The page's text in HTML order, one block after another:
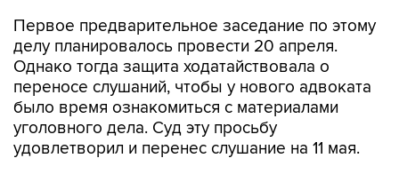
Первое предварительное заседание по этому
делу планировалось провести 20 апреля.
Однако тогда защита ходатайствовала о
переносе слушаний, чтобы у нового адвоката
было время ознакомиться с материалами
уголовного дела. Суд эту просьбу
удовлетворил и перенес слушание на 11 мая.